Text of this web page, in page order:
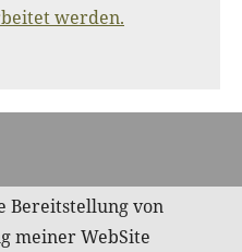
werden.
Bereitstellung von
meiner WebSite